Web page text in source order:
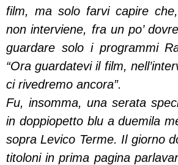
film, ma solo farvi capire
non interviene, fra un po’
guardare solo i programmi
“Ora guardatevi il film,
ci rivedremo ancora”.
Fu, insomma, una serata
in doppiopetto blu a duemila
sopra Levico Terme. Il giorno
titoloni in prima pagina